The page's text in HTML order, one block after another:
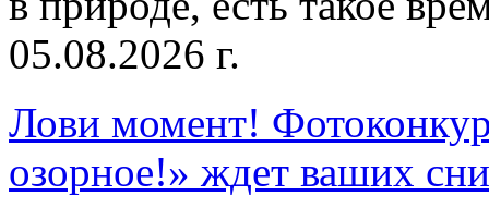
05.08.2026 г.
Лови момент!
озорное!» ждет ваших